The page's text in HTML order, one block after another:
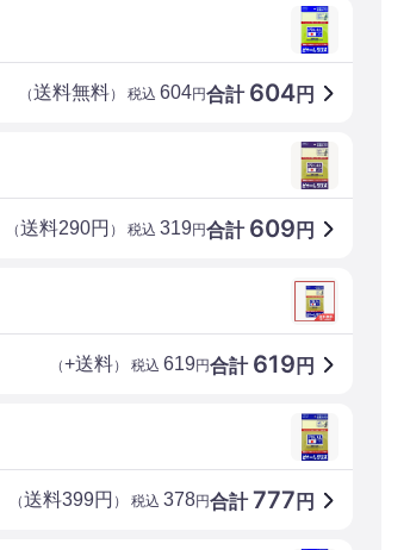
合計 604円
（送料無料） 税込 604円
合計 609 円
（送料290円 ） 税込 319円
合計 619 円
（+送料） 税込 619円
合計777 円
（送料399円 ） 税込 378円